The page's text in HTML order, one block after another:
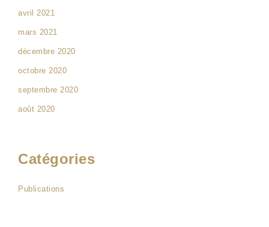
avril 2021
mars 2021
décembre 2020
octobre 2020
septembre 2020
août 2020
Catégories
Publications